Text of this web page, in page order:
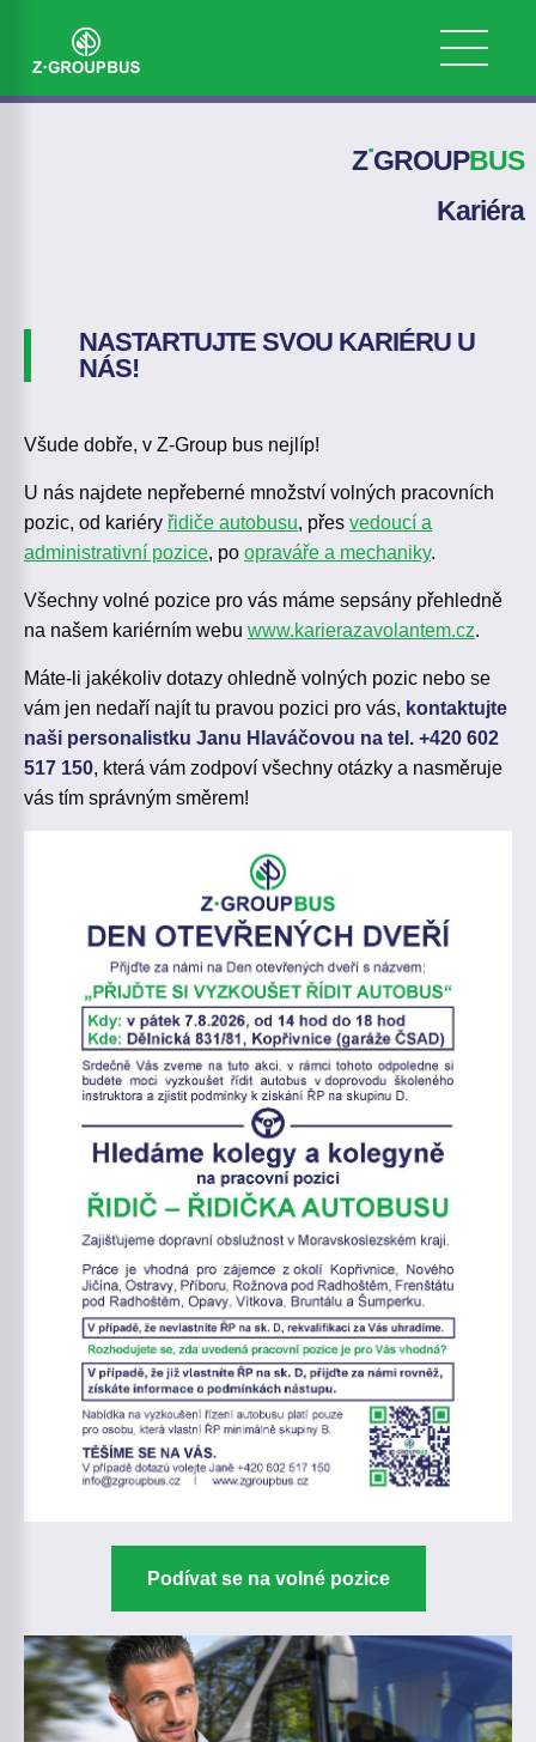
Z
.
GROUPBUS
Kariéra
NASTARTUJTE SVOU KARIÉRU U
NÁS!
Všude dobře, v Z-Group bus nejlíp!
U nás najdete nepřeberné množství volných pracovních
pozic, od kariéry řidiče autobusu, přes vedoucí a
administrativní pozice, po opraváře a mechaniky.
Všechny volné pozice pro vás máme sepsány přehledně
na našem kariérním webu www.karierazavolantem.cz.
Máte-li jakékoliv dotazy ohledně volných pozic nebo se
vám jen nedaří najít tu pravou pozici pro vás, kontaktujte
naši personalistku Janu Hlaváčovou na tel. +420 602
517 150, která vám zodpoví všechny otázky a nasměruje
vás tím správným směrem!
Podívat se na volné pozice